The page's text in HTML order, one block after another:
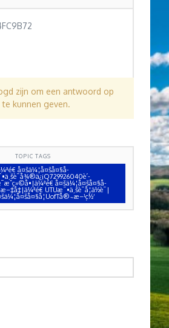
zijn om een antwoord op
kunnen geven.
TOPIC TAGS
å¤šä¼¦å¤šå¤§å­
å¤šä¼¦å¤šå¤§å­
UTUæ¯•ä¸šè¯å­¦ä½è¯|